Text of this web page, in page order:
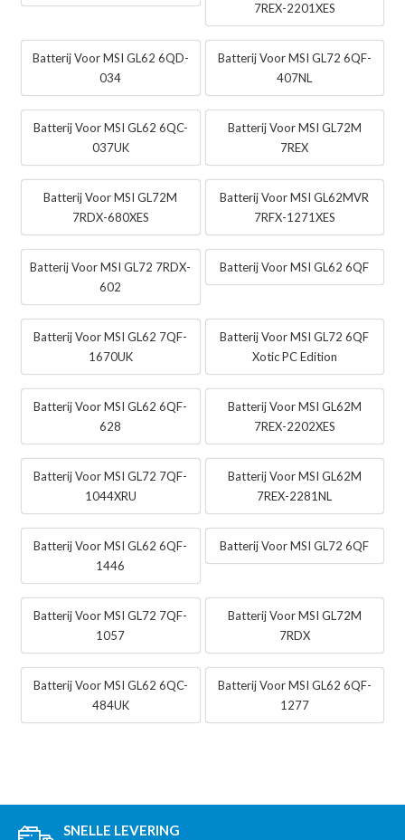
7REX-2201XES
Batterij Voor MSI GL62 6QD-
034
Batterij Voor MSI GL72 6QF-
407NL
Batterij Voor MSI GL62 6QC-
037UK
Batterij Voor MSI GL72M
7REX
Batterij Voor MSI GL72M
7RDX-680XES
Batterij Voor MSI GL62MVR
7RFX-1271XES
Batterij Voor MSI GL72 7RDX-
602
Batterij Voor MSI GL62 6QF
Batterij Voor MSI GL62 7QF-
1670UK
Batterij Voor MSI GL72 6QF
Xotic PC Edition
Batterij Voor MSI GL62 6QF-
628
Batterij Voor MSI GL62M
7REX-2202XES
Batterij Voor MSI GL72 7QF-
1044XRU
Batterij Voor MSI GL62M
7REX-2281NL
Batterij Voor MSI GL62 6QF-
1446
Batterij Voor MSI GL72 6QF
Batterij Voor MSI GL72 7QF-
1057
Batterij Voor MSI GL72M
7RDX
Batterij Voor MSI GL62 6QC-
484UK
Batterij Voor MSI GL62 6QF-
1277
SNELLE LEVERING